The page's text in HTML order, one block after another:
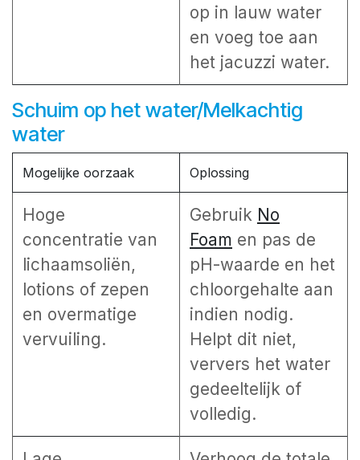
op in lauw water
en voeg toe aan
het jacuzzi water.
Schuim op het water/Melkachtig
water
Mogelijke oorzaak Oplossing
Hoge
concentratie van
lichaamsoliën,
lotions of zepen
en overmatige
vervuiling.
Gebruik No
Foam en pas de
pH-waarde en het
chloorgehalte aan
indien nodig.
Helpt dit niet,
ververs het water
gedeeltelijk of
volledig.